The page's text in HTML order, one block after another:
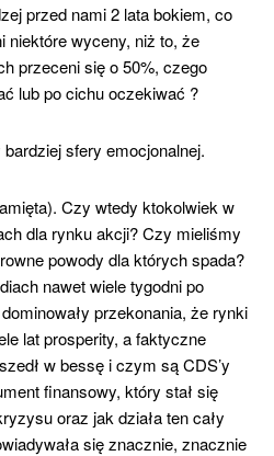
przed nami 2 lata bokiem, co
niektóre wyceny, niż to, że
przeceni się o 50%, czego
lub po cichu oczekiwać ?
sfery emocjonalnej.
Czy wtedy ktokolwiek w
dla rynku akcji? Czy mieliśmy
powody dla których spada?
nawet wiele tygodni po
przekonania, że rynki
lat prosperity, a faktyczne
w bessę i czym są CDS’y
finansowy, który stał się
oraz jak działa ten cały
się znacznie, znacznie